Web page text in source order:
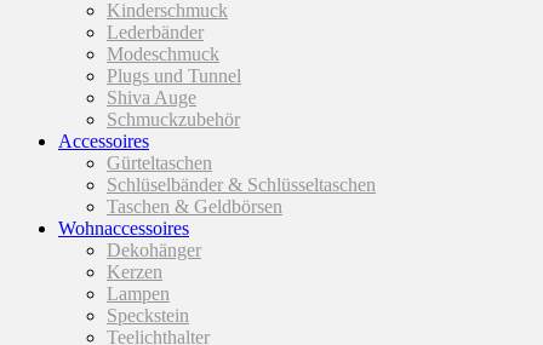
Kinderschmuck
Lederbänder
Modeschmuck
Plugs und Tunnel
Shiva Auge
Schmuckzubehör
Accessoires
Gürteltaschen
Schlüselbänder & Schlüsseltaschen
Taschen & Geldbörsen
Wohnaccessoires
Dekohänger
Kerzen
Lampen
Speckstein
Teelichthalter